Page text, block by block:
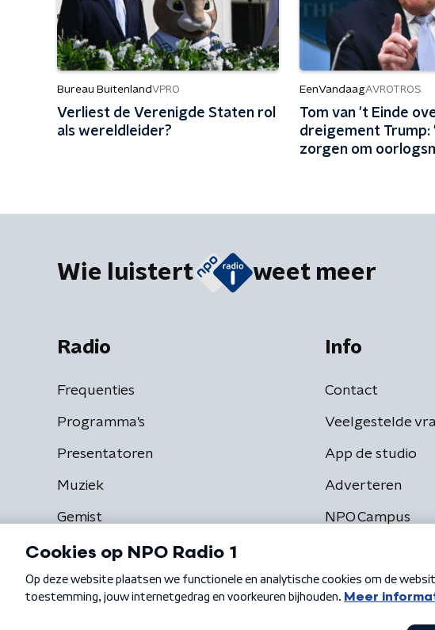
Bureau BuitenlandVPRO
Verliest de Verenigde Staten rol
als wereldleider?
EenVandaagAVROTROS
Tom van 't Einde
dreigement Trump:
zorgen om
Wie luistert weet meer
Radio
Frequenties
Programma's
Presentatoren
Muziek
Gemist
Info
Contact
Veelgestelde
App de studio
Adverteren
NPO Campus
Algemene voorwaarden Privacybeleid